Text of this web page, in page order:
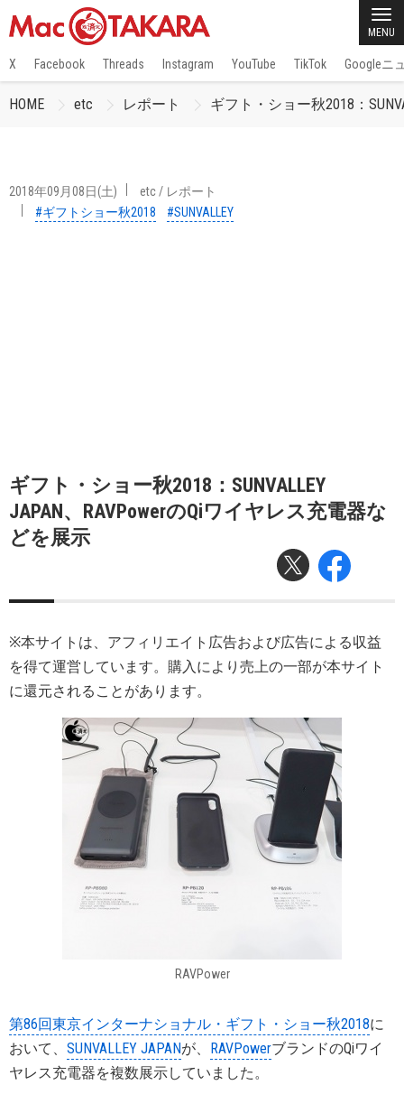
MENU
X Facebook Threads Instagram YouTube TikTok Googleニ
HOME etc レポート ギフト・ショー秋2018：
2018年09月08日(土) etc/ レポート
#ギフトショー秋2018
#SUNVALLEY
ギフト・ショー秋2018：SUNVALLEY
JAPAN、RAVPowerのQiワイヤレス充電器な
どを展示
※本サイトは、アフィリエイト広告および広告による収益
を得て運営しています。購入により売上の一部が本サイト
に還元されることがあります。
RAVPower
第86回東京インターナショナル・ギフト・ショー秋2018に
おいて、 SUNVALLEY JAPANが、 RAVPowerブランドのQiワイ
ヤレス充電器を複数展示していました。